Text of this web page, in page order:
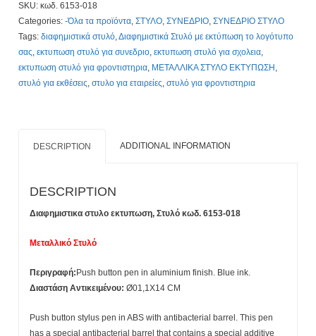
018
με
Εκτύπωση.
Τιμοκάταλογος
Κλίκ
Εδώ
SKU:κωδ. 6153-018
Categories:-Όλα τα προϊόντα,ΣΤΥΛΟ,ΣΥΝΕΔΡΙΟ,ΣΥΝΕΔΡΙΟ ΣΤΥΛΟ
Tags:διαφημιστικά στυλό,Διαφημιστικά Στυλό με εκτύπωση το λογότυπο
σας,εκτυπωση στυλό για συνεδριο,εκτυπωση στυλό για σχολεια,
εκτυπωση στυλό για φροντιστηρια, ΜΕΤΑΛΛΙΚΑ ΣΤΥΛΟ ΕΚΤΥΠΩΣΗ ,
στυλό για εκθέσεις,στυλο για εταιρείες,στυλό για φροντιστηρια
DESCRIPTION ADDITIONAL INFORMATION
DESCRIPTION
Διαφημιστικα στυλο εκτυπωση,Στυλό κωδ. 6153-018
Μεταλλικό Στυλό
Περιγραφή: Push button pen in aluminium finish. Blue ink.
Διαστάση Αντικειμένου: Ø01,1X14 CM
Push button stylus pen in ABS with antibacterial barrel. This pen
has a special antibacterial barrel that contains a special additive